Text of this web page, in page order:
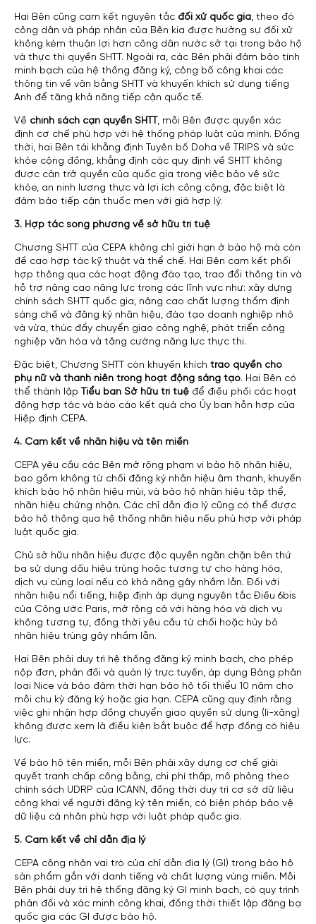
Hai Bên cũng cam kết nguyên tắc đối xử quốc gia, theo đó
công dân và pháp nhân của Bên kia được hưởng sự đối xử
không kém thuận lợi hơn công dân nước sở tại trong bảo hộ
và thực thi quyền SHTT. Ngoài ra, các Bên phải đảm bảo tính
minh bạch của hệ thống đăng ký, công bố công khai các
thông tin về văn bằng SHTT và khuyến khích sử dụng tiếng
Anh để tăng khả năng tiếp cận quốc tế.
Về chính sách cạn quyền SHTT , mỗi Bên được quyền xác
định cơ chế phù hợp với hệ thống pháp luật của mình. Đồng
thời, hai Bên tái khẳng định Tuyên bố Doha về TRIPS và sức
khỏe cộng đồng, khẳng định các quy định về SHTT không
được cản trở quyền của quốc gia trong việc bảo vệ sức
khỏe, an ninh lương thực và lợi ích công cộng, đặc biệt là
đảm bảo tiếp cận thuốc men với giá hợp lý.
3. Hợp tác song phương về sở hữu trí tuệ
Chương SHTT của CEPA không chỉ giới hạn ở bảo hộ mà còn
đề cao hợp tác kỹ thuật và thể chế. Hai Bên cam kết phối
hợp thông qua các hoạt động đào tạo, trao đổi thông tin và
hỗ trợ nâng cao năng lực trong các lĩnh vực như: xây dựng
chính sách SHTT quốc gia, nâng cao chất lượng thẩm định
sáng chế và đăng ký nhãn hiệu, đào tạo doanh nghiệp nhỏ
và vừa, thúc đẩy chuyển giao công nghệ, phát triển công
nghiệp văn hóa và tăng cường năng lực thực thi.
Đặc biệt, Chương SHTT còn khuyến khích trao quyền cho
phụ nữ và thanh niên trong hoạt động sáng tạo. Hai Bên có
thể thành lập
Tiểu ban Sở hữu trí tuệ để điều phối các hoạt
động hợp tác và báo cáo kết quả cho Ủy ban hỗn hợp của
Hiệp định CEPA.
4. Cam kết về nhãn hiệu và tên miền
CEPA yêu cầu các Bên mở rộng phạm vi bảo hộ nhãn hiệu,
bao gồm không từ chối đăng ký nhãn hiệu âm thanh, khuyến
khích bảo hộ nhãn hiệu mùi, và bảo hộ nhãn hiệu tập thể,
nhãn hiệu chứng nhận. Các chỉ dẫn địa lý cũng có thể được
bảo hộ thông qua hệ thống nhãn hiệu nếu phù hợp với pháp
luật quốc gia.
Chủ sở hữu nhãn hiệu được độc quyền ngăn chặn bên thứ
ba sử dụng dấu hiệu trùng hoặc tương tự cho hàng hóa,
dịch vụ cùng loại nếu có khả năng gây nhầm lẫn. Đối với
nhãn hiệu nổi tiếng, hiệp định áp dụng nguyên tắc Điều 6bis
của Công ước Paris, mở rộng cả với hàng hóa và dịch vụ
không tương tự, đồng thời yêu cầu từ chối hoặc hủy bỏ
nhãn hiệu trùng gây nhầm lẫn.
Hai Bên phải duy trì hệ thống đăng ký minh bạch, cho phép
nộp đơn, phản đối và quản lý trực tuyến, áp dụng Bảng phân
loại Nice và bảo đảm thời hạn bảo hộ tối thiểu 10 năm cho
mỗi chu kỳ đăng ký hoặc gia hạn. CEPA cũng quy định rằng
việc ghi nhận hợp đồng chuyển giao quyền sử dụng (li-xăng)
không được xem là điều kiện bắt buộc để hợp đồng có hiệu
lực.
Về bảo hộ tên miền, mỗi Bên phải xây dựng cơ chế giải
quyết tranh chấp công bằng, chi phí thấp, mô phỏng theo
chính sách UDRP của ICANN, đồng thời duy trì cơ sở dữ liệu
công khai về người đăng ký tên miền, có biện pháp bảo vệ
dữ liệu cá nhân phù hợp với luật pháp quốc gia.
5. Cam kết về chỉ dẫn địa lý
CEPA công nhận vai trò của chỉ dẫn địa lý (GI) trong bảo hộ
sản phẩm gắn với danh tiếng và chất lượng vùng miền. Mỗi
Bên phải duy trì hệ thống đăng ký GI minh bạch, có quy trình
phản đối và xác minh công khai, đồng thời thiết lập đăng bạ
quốc gia các GI được bảo hộ.